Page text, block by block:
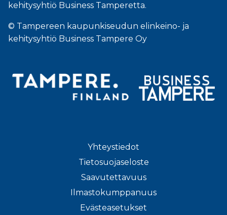
kehitysyhtiö Business Tamperetta.
© Tampereen kaupunkiseudun elinkeino- ja
kehitysyhtiö Business Tampere Oy
Yhteystiedot
Tietosuojaseloste
Saavutettavuus
Ilmastokumppanuus
Evästeasetukset